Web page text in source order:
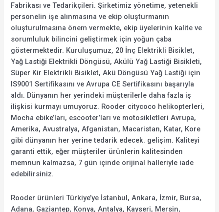
Fabrikası ve Tedarikçileri. Şirketimiz yönetime, yetenekli
personelin işe alınmasına ve ekip oluşturmanın
oluşturulmasına önem vermekte, ekip üyelerinin kalite ve
sorumluluk bilincini geliştirmek için yoğun çaba
göstermektedir. Kuruluşumuz, 20 İnç Elektrikli Bisiklet,
Yağ Lastiği Elektrikli Döngüsü, Akülü Yağ Lastiği Bisikleti,
Süper Kir Elektrikli Bisiklet, Akü Döngüsü Yağ Lastiği için
IS9001 Sertifikasını ve Avrupa CE Sertifikasını başarıyla
aldı. Dünyanın her yerindeki müşterilerle daha fazla iş
ilişkisi kurmayı umuyoruz. Rooder citycoco helikopterleri,
Mocha ebike’ları, escooter’ları ve motosikletleri Avrupa,
Amerika, Avustralya, Afganistan, Macaristan, Katar, Kore
gibi dünyanın her yerine tedarik edecek. gelişim. Kaliteyi
garanti ettik, eğer müşteriler ürünlerin kalitesinden
memnun kalmazsa, 7 gün içinde orijinal halleriyle iade
edebilirsiniz.
Rooder ürünleri Türkiye’ye İstanbul, Ankara, İzmir, Bursa,
Adana, Gaziantep, Konya, Antalya, Kayseri, Mersin,